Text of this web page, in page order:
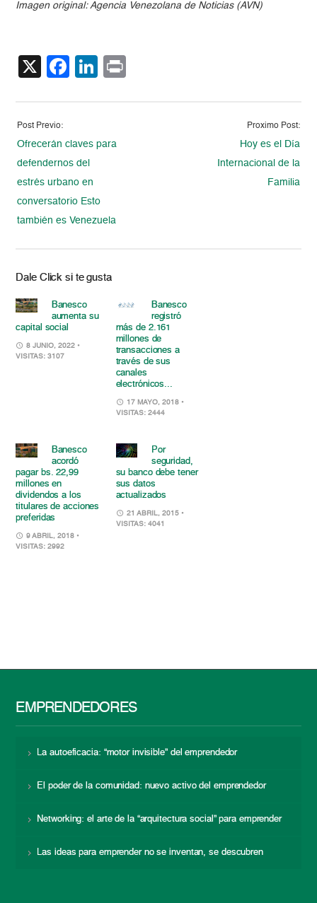
Imagen original: Agencia Venezolana de Noticias (AVN)
X Facebook
LinkedIn
Post Previo:
Ofrecerán claves para
defendernos del
estrés urbano en
conversatorio Esto
también es Venezuela
Proximo Post:
Hoy es el Día
Internacional de la
Familia
Dale Click si te gusta
Banesco
aumenta su
capital social
8 JUNIO, 2022 •
VISITAS: 3107
Banesco
registró
más de 2.161
millones de
transacciones a
través de sus
canales
electrónicos...
17 MAYO, 2018 •
VISITAS: 2444
Banesco
acordó
pagar bs. 22,99
millones en
dividendos a los
titulares de acciones
preferidas
9 ABRIL, 2018 •
VISITAS: 2992
Por
seguridad,
su banco debe tener
sus datos
actualizados
21 ABRIL, 2015 •
VISITAS: 4041
EMPRENDEDORES
La autoeficacia: “motor invisible” del emprendedor
El poder de la comunidad: nuevo activo del emprendedor
Networking: el arte de la “arquitectura social” para emprender
Las ideas para emprender no se inventan, se descubren